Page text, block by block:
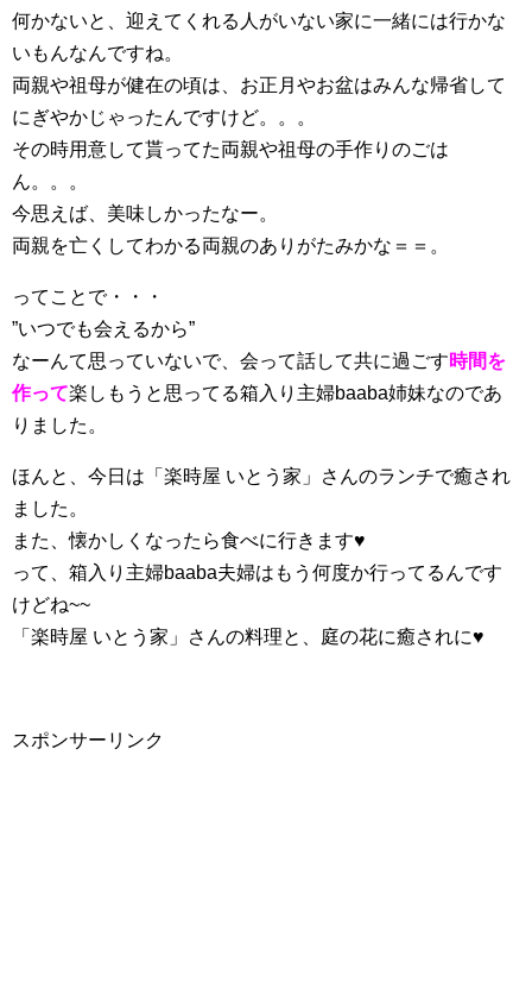
何かないと、迎えてくれる人がいない家に一緒には行かな
いもんなんですね。
両親や祖母が健在の頃は、お正月やお盆はみんな帰省して
にぎやかじゃったんですけど。。。
その時用意して貰ってた両親や祖母の手作りのごは
ん。。。
今思えば、美味しかったなー。
両親を亡くしてわかる両親のありがたみかな＝＝。
ってことで・・・
”いつでも会えるから”
なーんて思っていないで、会って話して共に過ごす時間を
作って楽しもうと思ってる箱入り主婦baaba姉妹なのであ
りました。
ほんと、今日は「 楽時屋 いとう家 」さんのランチで癒され
ました。
また、懐かしくなったら食べに行きます♥
って、箱入り主婦baaba夫婦はもう何度か行ってるんです
けどね~~
「 楽時屋 いとう家 」さんの料理と、庭の花に癒されに♥
スポンサーリンク